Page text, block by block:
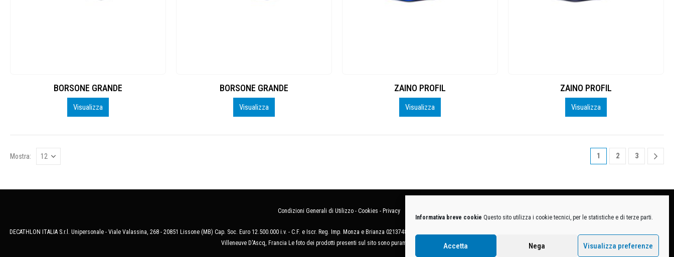
Informativa breve cookie Questo sito utilizza i cookie tecnici, per le statistiche e di terze parti.
Accetta Nega Visualizza preferenze
BORSONE GRANDE
Visualizza
BORSONE GRANDE
Visualizza
ZAINO PROFIL
Visualizza
ZAINO PROFIL
Visualizza
Mostra: 1 2 3
Condizioni Generali di Utilizzo - Cookies - Privacy
DECATHLON ITALIA S.r.l. Unipersonale - Viale Valassina, 268 - 20851 Lissone (MB) Cap. Soc. Euro 12.500.000 i.v. - C.F. e Iscr. Reg. Imp. Monza e Brianza 02137480964 - R.E.A. MB-1370021 - P.IVA. 11005760159 - Direzione e coordinamento art. 2497 C.C. DECATHLON SA,
Villeneuve D'Ascq, Francia Le foto dei prodotti presenti sul sito sono puramente esemplificative.